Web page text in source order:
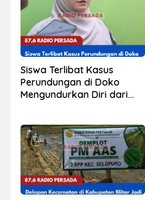
Siswa Terlibat Kasus
Perundungan di Doko
Mengundurkan Diri dari
Sebelumnya